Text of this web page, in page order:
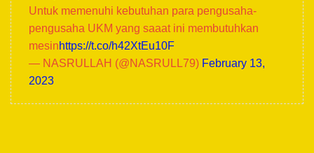
Untuk memenuhi kebutuhan para pengusaha-
pengusaha UKM yang saaat ini membutuhkan
mesinhttps://t.co/h42XtEu10F
— NASRULLAH (@NASRULL79) February 13,
2023